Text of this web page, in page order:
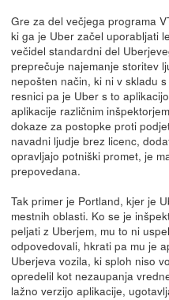
Gre za del večjega programa
ki ga je Uber začel uporabljati
večidel standardni del
preprečuje najemanje storitev
nepošten način, ki ni v skladu
resnici pa je Uber s to
aplikacije različnim
dokaze za postopke proti
navadni ljudje brez licenc,
opravljajo potniški promet, je
prepovedana.
Tak primer je Portland, kjer je
mestnih oblasti. Ko se je
peljati z Uberjem, mu to ni
odpovedovali, hkrati pa mu je
Uberjeva vozila, ki sploh niso
opredelil kot nezaupanja
lažno verzijo aplikacije,